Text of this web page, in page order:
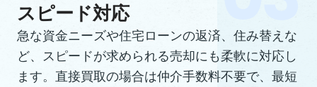
スピード対応
急な資金ニーズや住宅ローンの返済、住み替えな
ど、スピードが求められる売却にも柔軟に対応し
ます。直接買取の場合は仲介手数料不要で、最短